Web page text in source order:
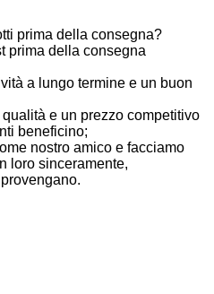
prima della consegna?
prima della consegna
a lungo termine e un buon
e un prezzo competitivo
beneficino;
nostro amico e facciamo
loro sinceramente,